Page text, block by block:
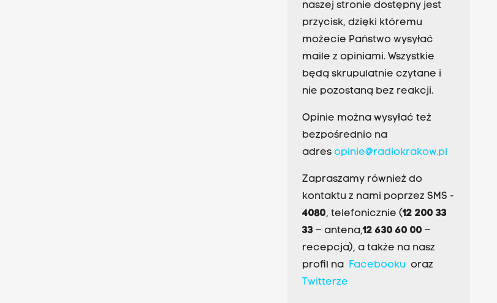
naszej stronie dostępny jest
przycisk, dzięki któremu
możecie Państwo wysyłać
maile z opiniami. Wszystkie
będą skrupulatnie czytane i
nie pozostaną bez reakcji.
Opinie można wysyłać też
bezpośrednio na
adres opinie@radiokrakow.pl
Zapraszamy również do
kontaktu z nami poprzez SMS -
4080, telefonicznie (12 200 33
33– antena,12 630 60 00 –
recepcja), a także na nasz
profil na Facebookuoraz
Twitterze